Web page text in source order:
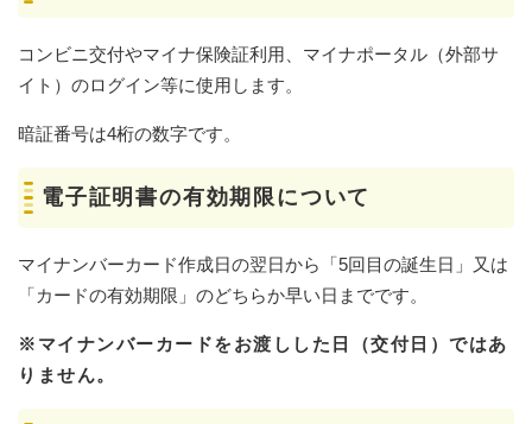
コンビニ交付やマイナ保険証利用、マイナポータル（外部サ
イト）のログイン等に使用します。
暗証番号は4桁の数字です。
電子証明書の有効期限について
マイナンバーカード作成日の翌日から「5回目の誕生日」又は
「カードの有効期限」のどちらか早い日までです。
※マイナンバーカードをお渡しした日（交付日）ではあ
りません。